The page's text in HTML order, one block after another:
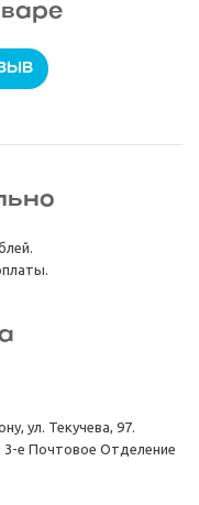
ул. Текучева, 97.
е Почтовое Отделение